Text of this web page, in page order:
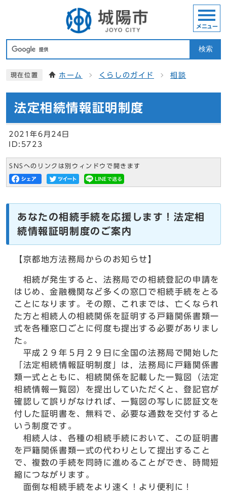
検索
メニュー
現在位置 ホーム くらしのガイド 相談
法定相続情報証明制度
2021年6月24日
ID:5723
SNSへのリンクは別ウィンドウで開きます
あなたの相続手続を応援します！法定相
続情報証明制度のご案内
【京都地方法務局からのお知らせ】
相続が発生すると、法務局での相続登記の申請を
はじめ、金融機関など多くの窓口で相続手続をとる
ことになります。その際、これまでは、亡くなられ
た方と相続人の相続関係を証明する戸籍関係書類一
式を各種窓口ごとに何度も提出する必要がありまし
た。
平成２９年５月２９日に全国の法務局で開始した
「法定相続情報証明制度」は，法務局に戸籍関係書
類一式とともに、相続関係を記載した一覧図（法定
相続情報一覧図）を提出していただくと、登記官が
確認して誤りがなければ、一覧図の写しに認証文を
付した証明書を、無料で、必要な通数を交付すると
いう制度です。
相続人は、各種の相続手続において、この証明書
を戸籍関係書類一式の代わりとして提出すること
で、複数の手続を同時に進めることができ、時間短
縮につながります。
面倒な相続手続をより速く！より便利に！